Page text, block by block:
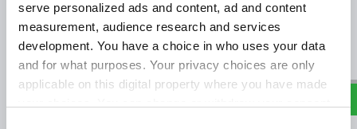
serve personalized ads and content, ad and content
measurement, audience research and services
development. You have a choice in who uses your data
and for what purposes. Your privacy choices are only
applicable on this digital property where you have made